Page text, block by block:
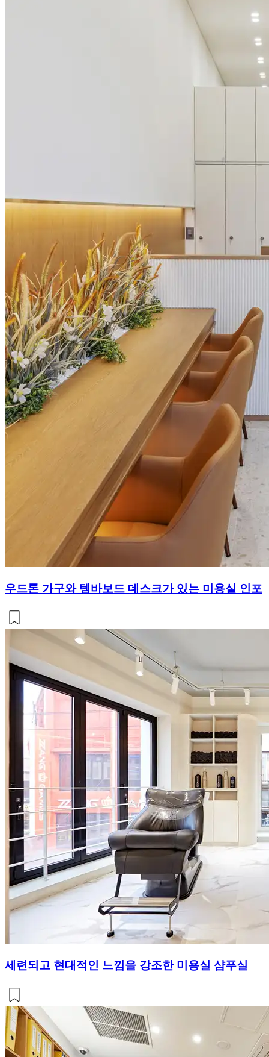
우드톤 가구와 템바보드 데스크가 있는 미용실 인포
세련되고 현대적인 느낌을 강조한 미용실 샴푸실